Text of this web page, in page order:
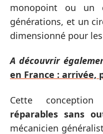
monopoint ou un
générations, et un
dimensionné pour
A découvrir
en France : arrivée,
Cette
réparables sans
mécanicien